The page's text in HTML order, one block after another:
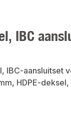
IBC
overslaan